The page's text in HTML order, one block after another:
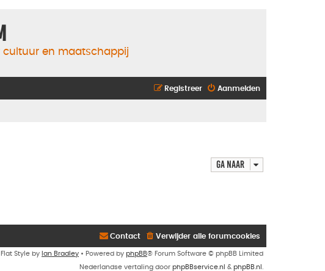
cultuur en maatschappij
Aanmelden
Registreer
Ga naar
Verwijder alle forumcookies
Contact
Flat Style by Ian Bradley • Powered by phpBB® Forum Software © phpBB Limited
Nederlandse vertaling door phpBBservice.nl & phpBB.nl